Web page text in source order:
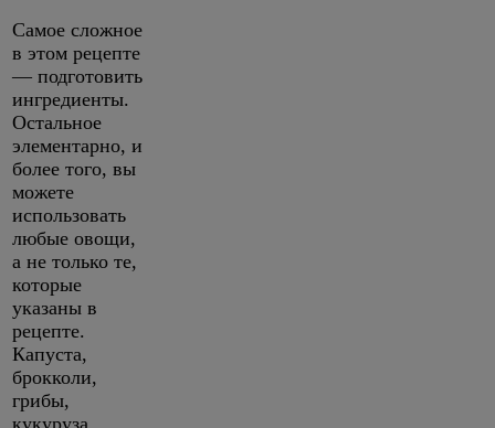
Самое сложное
в этом рецепте
— подготовить
ингредиенты.
Остальное
элементарно, и
более того, вы
можете
использовать
любые овощи,
а не только те,
которые
указаны в
рецепте.
Капуста,
брокколи,
грибы,